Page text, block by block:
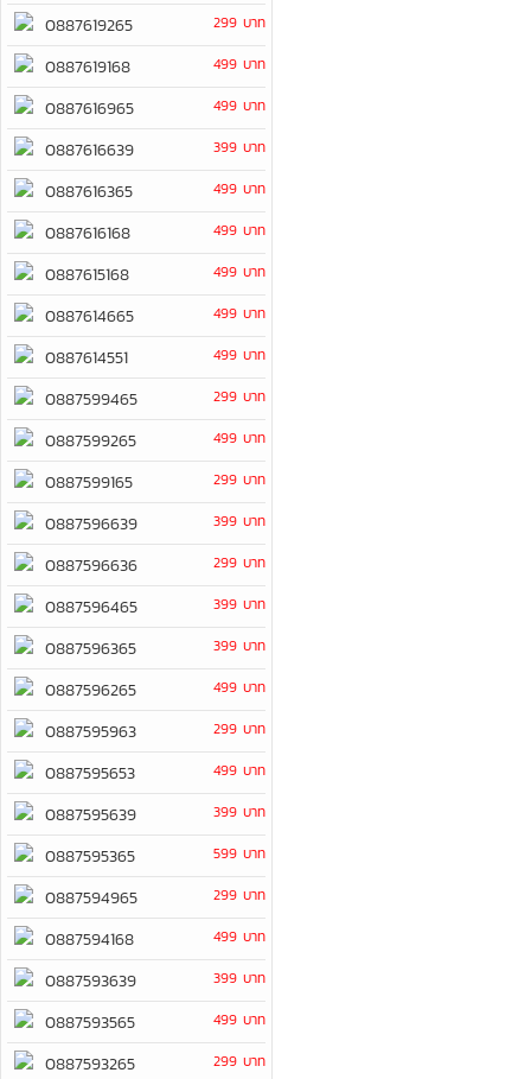
0887619265 299 บาท
0887619168 499 บาท
0887616965 499 บาท
0887616639 399 บาท
0887616365 499 บาท
0887616168 499 บาท
0887615168 499 บาท
0887614665 499 บาท
0887614551 499 บาท
0887599465 299 บาท
0887599265 499 บาท
0887599165 299 บาท
0887596639 399 บาท
0887596636 299 บาท
0887596465 399 บาท
0887596365 399 บาท
0887596265 499 บาท
0887595963 299 บาท
0887595653 499 บาท
0887595639 399 บาท
0887595365 599 บาท
0887594965 299 บาท
0887594168 499 บาท
0887593639 399 บาท
0887593565 499 บาท
0887593265 299 บาท